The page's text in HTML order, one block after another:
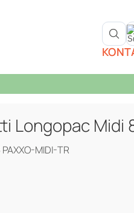
Longopac Midi
MIDI-TR